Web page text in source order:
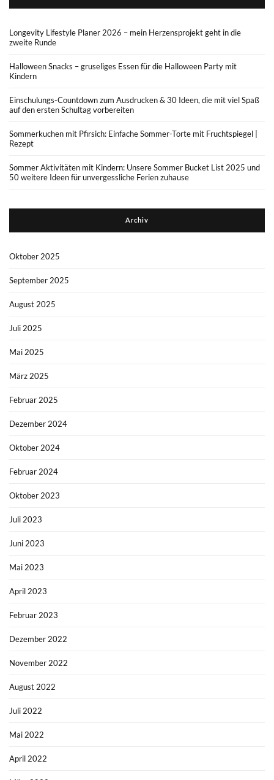
Longevity Lifestyle Planer 2026 – mein Herzensprojekt geht in die
zweite Runde
Halloween Snacks – gruseliges Essen für die Halloween Party mit
Kindern
Einschulungs-Countdown zum Ausdrucken & 30 Ideen, die mit viel Spaß
auf den ersten Schultag vorbereiten
Sommerkuchen mit Pfirsich: Einfache Sommer-Torte mit Fruchtspiegel |
Rezept
Sommer Aktivitäten mit Kindern: Unsere Sommer Bucket List 2025 und
50 weitere Ideen für unvergessliche Ferien zuhause
Archiv
Oktober 2025
September 2025
August 2025
Juli 2025
Mai 2025
März 2025
Februar 2025
Dezember 2024
Oktober 2024
Februar 2024
Oktober 2023
Juli 2023
Juni 2023
Mai 2023
April 2023
Februar 2023
Dezember 2022
November 2022
August 2022
Juli 2022
Mai 2022
April 2022